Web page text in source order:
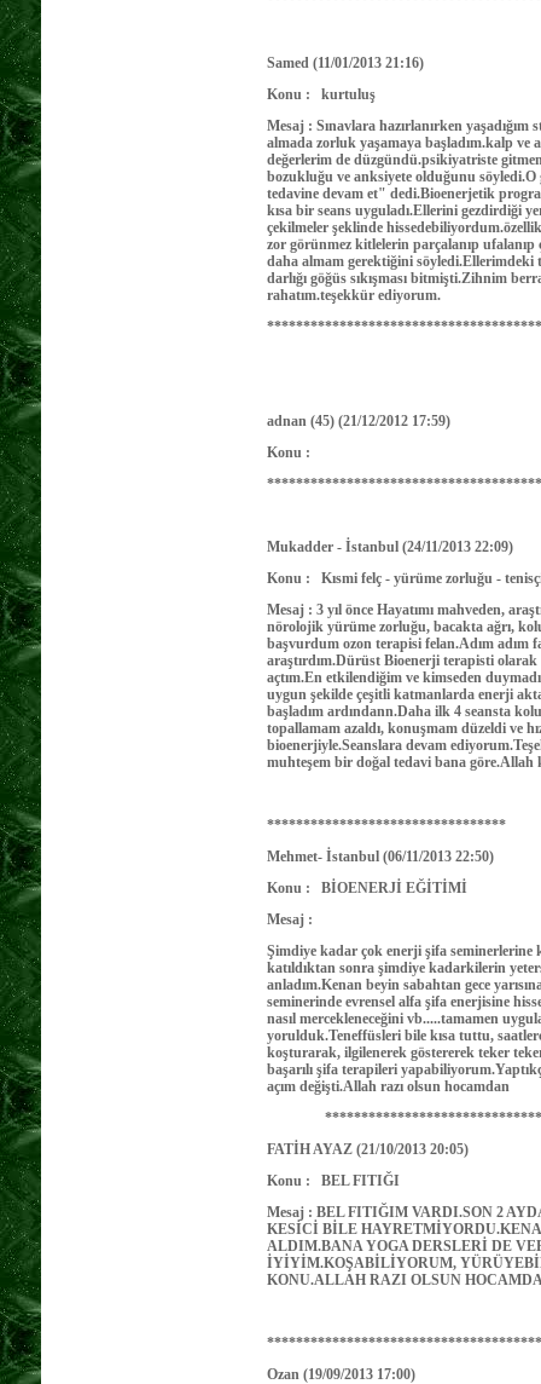
Samed (11/01/2013 21:16)
Konu : kurtuluş
Mesaj : Sınavlara hazırlanırken
almada zorluk yaşamaya başladım.kalp
değerlerim de düzgündü.psikiyatriste
bozukluğu ve anksiyete olduğunu
tedavine devam et" dedi.Bioenerjetik
kısa bir seans uyguladı.Ellerini gezdirdiği
çekilmeler şeklinde
zor görünmez kitlelerin parçalanıp ufalanıp
daha almam gerektiğini
darlığı göğüs sıkışması bitmişti.Zihnim
rahatım.teşekkür ediyorum.
adnan (45) (21/12/2012 17:59)
Konu :
**************************************
Mukadder - İstanbul (24/11/2013 22:09)
Konu : Kısmi felç - yürüme zorluğu -
Mesaj : 3 yıl önce Hayatımı mahveden,
nörolojik yürüme zorluğu, bacakta ağrı,
başvurdum ozon terapisi felan.Adım
araştırdım.Dürüst Bioenerji terapisti
açtım.En etkilendiğim ve kimseden
uygun şekilde çeşitli katmanlarda enerji
başladım ardındann.Daha ilk 4 seansta
topallamam azaldı, konuşmam düzeldi ve
bioenerjiyle.Seanslara devam
muhteşem bir doğal tedavi bana göre.Allah
*********************************
Mehmet- İstanbul (06/11/2013 22:50)
Konu : BİOENERJİ EĞİTİMİ
Mesaj :
Şimdiye kadar çok enerji şifa seminerlerine
katıldıktan sonra şimdiye kadarkilerin
anladım.Kenan beyin sabahtan gece
seminerinde evrensel alfa şifa enerjisine
nasıl mercekleneceğini vb.....tamamen
yorulduk.Teneffüsleri bile kısa tuttu,
koşturarak, ilgilenerek göstererek teker
başarılı şifa terapileri
açım değişti.Allah razı olsun hocamdan
FATİH AYAZ (21/10/2013 20:05)
Konu : BEL FITIĞI
Mesaj : BEL FITIĞIM VARDI.SON 2
KESİCİ BİLE
ALDIM.BANA YOGA DERSLERİ DE
İYİYİM.KOŞABİLİYORUM,
KONU.ALLAH RAZI OLSUN
Ozan (19/09/2013 17:00)